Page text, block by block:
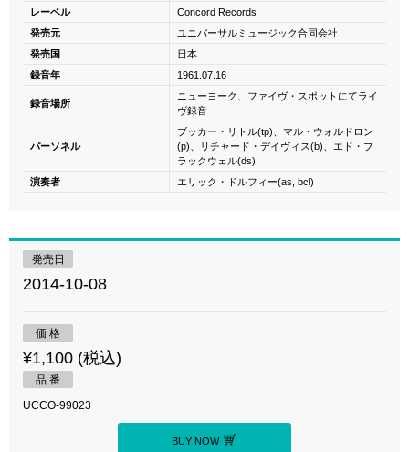
レーベル
Concord Records
発売元
ユニバーサルミュージック合同会社
発売国
日本
録音年
1961.07.16
録音場所
ニューヨーク、ファイヴ・スポットにてライ
ヴ録音
パーソネル
ブッカー・リトル(tp)、マル・ウォルドロン
(p)、リチャード・デイヴィス(b)、エド・ブ
ラックウェル(ds)
演奏者
エリック・ドルフィー(as, bcl)
発売日
2014-10-08
価 格
¥1,100 (税込)
品 番
UCCO-99023
BUY NOW